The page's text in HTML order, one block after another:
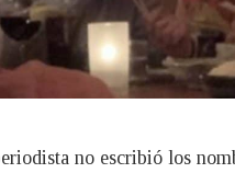
no escribió los